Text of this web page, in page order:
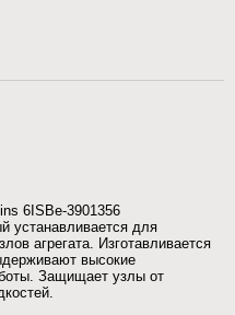
6ISBe-3901356
устанавливается для
агрегата. Изготавливается
высокие
Защищает узлы от